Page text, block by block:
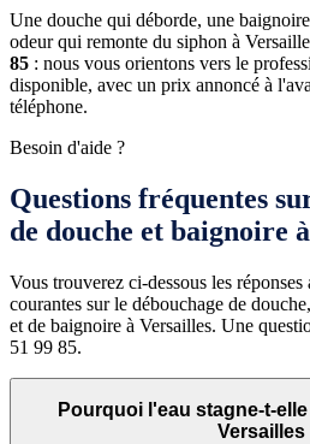
Une douche qui déborde, une
odeur qui remonte du siphon à
85 : nous vous orientons vers le
disponible, avec un prix annoncé à
téléphone.
Besoin d'aide ?
Questions fréquentes
de douche et baignoire
Vous trouverez ci-dessous les
courantes sur le débouchage de
et de baignoire à Versailles. Une
51 99 85.
Pourquoi l'eau stagne-t-
Versailles